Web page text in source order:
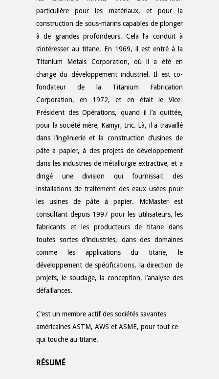
particulière pour les matériaux, et pour la
construction de sous-marins capables de plonger
à de grandes profondeurs. Cela l’a conduit à
s’intéresser au titane. En 1969, il est entré à la
Titanium Metals Corporation, où il a été en
charge du développement industriel. Il est co-
fondateur de la Titanium Fabrication
Corporation, en 1972, et en était le Vice-
Président des Opérations, quand il l’a quittée,
pour la société mère, Kamyr, Inc. Là, il a travaillé
dans l’ingénierie et la construction d’usines de
pâte à papier, à des projets de développement
dans les industries de métallurgie extractive, et a
dirigé une division qui fournissait des
installations de traitement des eaux usées pour
les usines de pâte à papier. McMaster est
consultant depuis 1997 pour les utilisateurs, les
fabricants et les producteurs de titane dans
toutes sortes d’industries, dans des domaines
comme les applications du titane, le
développement de spécifications, la direction de
projets, le soudage, la conception, l’analyse des
défaillances.
C’est un membre actif des sociétés savantes
américaines ASTM, AWS et ASME, pour tout ce
qui touche au titane.
RÉSUMÉ